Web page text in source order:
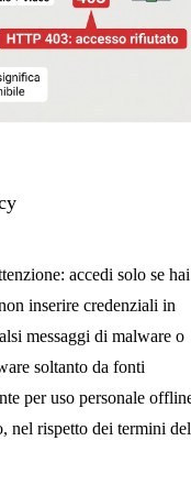
accedi solo se hai
inserire credenziali in
messaggi di malware o
soltanto da fonti
per uso personale
nel rispetto dei termini